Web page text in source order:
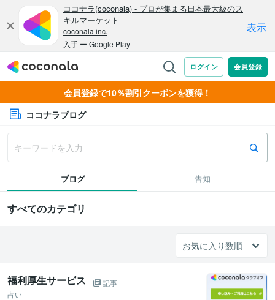
会員登録で10％割引クーポンを獲得！
ココナラブログ
ブログ 告知
すべてのカテゴリ
福利厚生サービス
記事
占い